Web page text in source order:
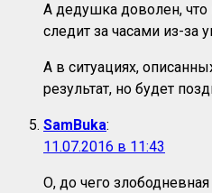
А дедушка доволен, что
следит за часами из-за
А в ситуациях,
результат, но будет
SamBuka:
11.07.2016 в 11:43
О, до чего